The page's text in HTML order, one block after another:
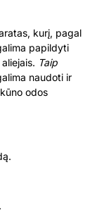
kurį, pagal
papildyti
Taip
naudoti ir
odos